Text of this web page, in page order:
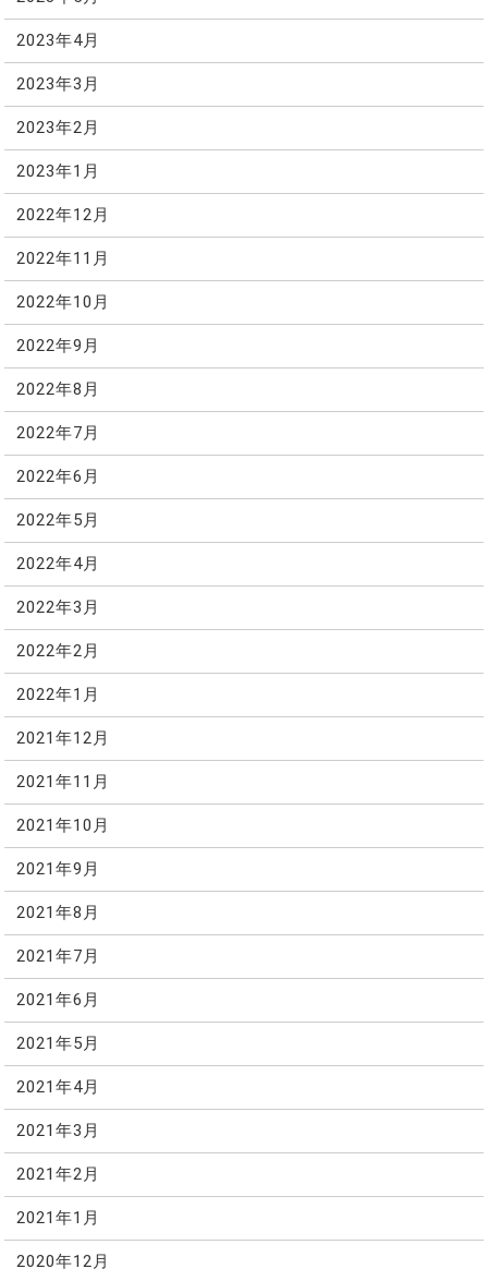
2023年4月
2023年3月
2023年2月
2023年1月
2022年12月
2022年11月
2022年10月
2022年9月
2022年8月
2022年7月
2022年6月
2022年5月
2022年4月
2022年3月
2022年2月
2022年1月
2021年12月
2021年11月
2021年10月
2021年9月
2021年8月
2021年7月
2021年6月
2021年5月
2021年4月
2021年3月
2021年2月
2021年1月
2020年12月